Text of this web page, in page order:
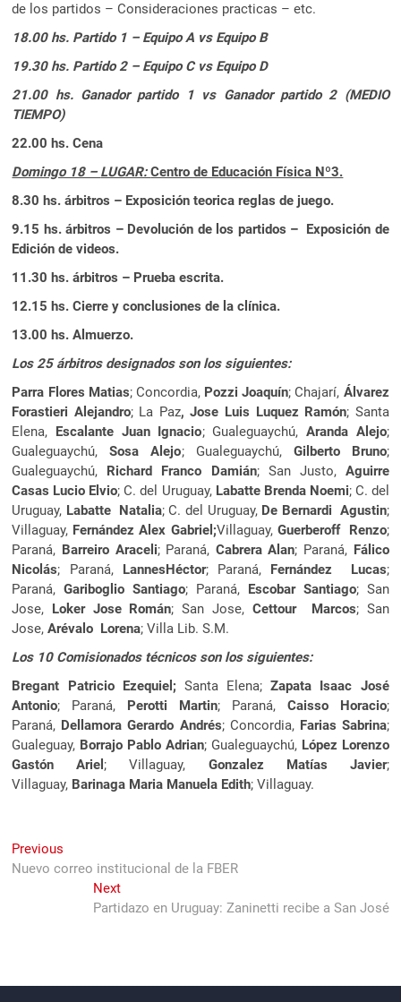
de los partidos – Consideraciones practicas – etc.
18.00 hs. Partido 1 – Equipo A vs Equipo B
19.30 hs. Partido 2 – Equipo C vs Equipo D
21.00 hs. Ganador partido 1 vs Ganador partido 2 (MEDIO
TIEMPO)
22.00 hs. Cena
Domingo 18 – LUGAR:Centro de Educación Física Nº3.
8.30 hs. árbitros – Exposición teorica reglas de juego.
9.15 hs. árbitros – Devolución de los partidos – Exposición de
Edición de videos.
11.30 hs. árbitros – Prueba escrita.
12.15 hs. Cierre y conclusiones de la clínica.
13.00 hs. Almuerzo.
Los 25 árbitros designados son los siguientes:
Parra Flores Matias; Concordia, Pozzi Joaquín; Chajarí, Álvarez
Forastieri Alejandro; La Paz, Jose Luis Luquez Ramón; Santa
Elena, Escalante Juan Ignacio; Gualeguaychú, Aranda Alejo;
Gualeguaychú,Sosa Alejo; Gualeguaychú, Gilberto Bruno;
Gualeguaychú, Richard Franco Damián; San Justo, Aguirre
Casas Lucio Elvio; C. del Uruguay, Labatte Brenda Noemi; C. del
Uruguay, Labatte Natalia; C. del Uruguay, De Bernardi Agustin;
Villaguay, Fernández Alex Gabriel;Villaguay, Guerberoff Renzo;
Paraná, Barreiro Araceli; Paraná, Cabrera Alan; Paraná, Fálico
Nicolás; Paraná, LannesHéctor; Paraná, Fernández Lucas;
Paraná,Gariboglio Santiago; Paraná, Escobar Santiago; San
Jose, Loker Jose Román; San Jose, Cettour Marcos; San
Jose,Arévalo Lorena; Villa Lib. S.M.
Los 10 Comisionados técnicos son los siguientes:
Bregant Patricio Ezequiel; Santa Elena;Zapata Isaac José
Antonio; Paraná, Perotti Martin; Paraná, Caisso Horacio;
Paraná, Dellamora Gerardo Andrés; Concordia, Farias Sabrina;
Gualeguay, Borrajo Pablo Adrian; Gualeguaychú, López Lorenzo
Gastón Ariel ; Villaguay, Gonzalez Matías Javier;
Villaguay, Barinaga Maria Manuela Edith; Villaguay.
Navegación
de
Previous
post:
Nuevo correo institucional de la FBER
NextNext
post:
Partidazo en Uruguay: Zaninetti recibe a San José